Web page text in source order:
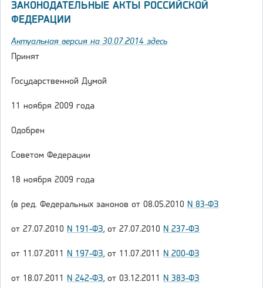
ЗАКОНОДАТЕЛЬНЫЕ АКТЫ РОССИЙСКОЙ
ФЕДЕРАЦИИ
Актуальная версия на 30.07.2014 здесь
Принят
Государственной Думой
11 ноября 2009 года
Одобрен
Советом Федерации
18 ноября 2009 года
(в ред. Федеральных законов от 08.05.2010 N 83-ФЗ
от 27.07.2010 N 191-ФЗ, от 27.07.2010 N 237-ФЗ
от 11.07.2011 N 197-ФЗ, от 11.07.2011 N 200-ФЗ
от 18.07.2011 N 242-ФЗ, от 03.12.2011 N 383-ФЗ